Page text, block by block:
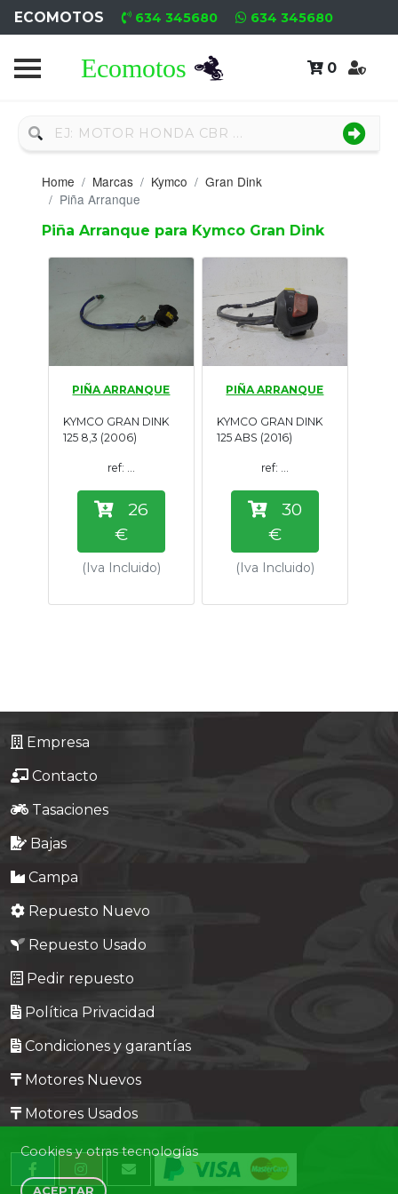
ECOMOTOS 634 345680 634 345680
0
Home
Nuevo
Neumáticos
Campa
Motores
Nuevos
Usados
Tasaciones
Formulario
Empresa
Contacto
Home Marcas Kymco
Gran Dink
Piña Arranque
Piña Arranque para Kymco Gran Dink
PIÑA ARRANQUE
KYMCO GRAN DINK
125 8,3 (2006)
ref: ...
26
€
(Iva Incluido)
PIÑA ARRANQUE
KYMCO GRAN DINK
125 ABS (2016)
ref: ...
30
€
(Iva Incluido)
Empresa
Contacto
Tasaciones
Bajas
Campa
Repuesto Nuevo
Repuesto Usado
Pedir repuesto
Política Privacidad
Condiciones y garantías
Motores Nuevos
Motores Usados
Cookies y otras tecnologías
ACEPTAR